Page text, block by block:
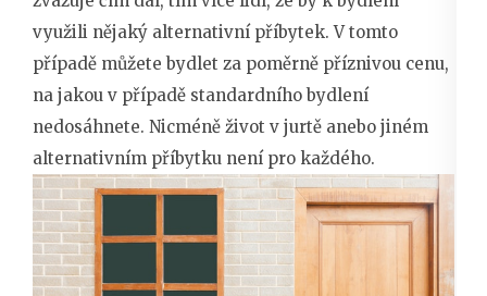
využili nějaký alternativní příbytek. V tomto
případě můžete bydlet za poměrně příznivou cenu,
na jakou v případě standardního bydlení
nedosáhnete. Nicméně život v jurtě anebo jiném
alternativním příbytku není pro každého.